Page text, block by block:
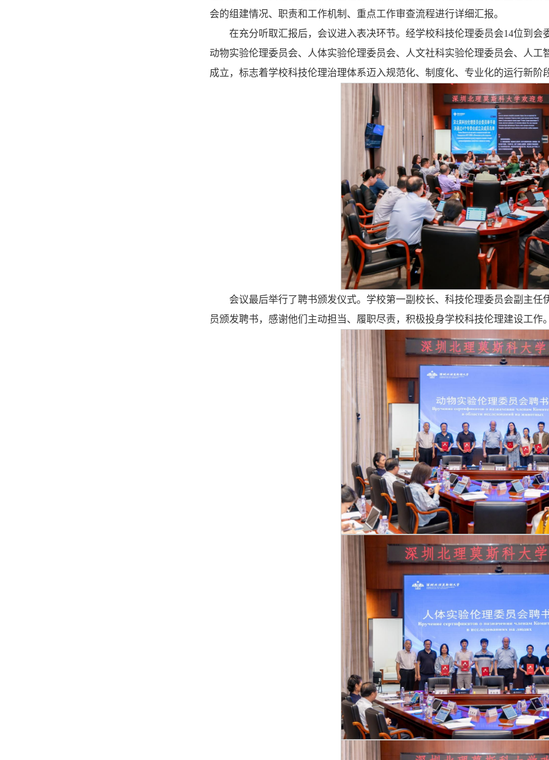
会的组建情况、职责和工作机制、重点工作审查流程进行详细汇报。
在充分听取汇报后，会议进入表决环节。经学校科技伦理委员会14位到
动物实验伦理委员会、人体实验伦理委员会、人文社科实验伦理委员会、人
成立，标志着学校科技伦理治理体系迈入规范化、制度化、专业化的运行新阶
会议最后举行了聘书颁发仪式。学校第一副校长、 科技伦理委员会副主任
员颁发聘书，感谢他们主动担当、履职尽责，积极投身学校科技伦理建设工作